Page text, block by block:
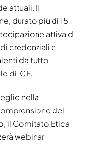
attuali. Il
durato più di 15
attiva di
credenziali e
da tutto
di ICF.
nella
del
il Comitato Etica
webinar